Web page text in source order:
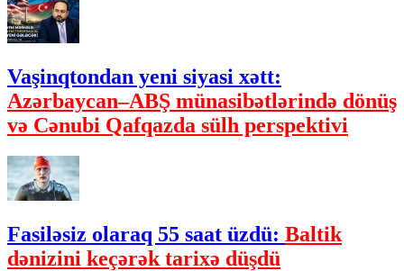
Vaşinqtondan yeni siyasi xətt:
Azərbaycan–ABŞ münasibətlərində dönüş
və Cənubi Qafqazda sülh perspektivi
Fasiləsiz olaraq 55 saat üzdü: Baltik
dənizini keçərək tarixə düşdü